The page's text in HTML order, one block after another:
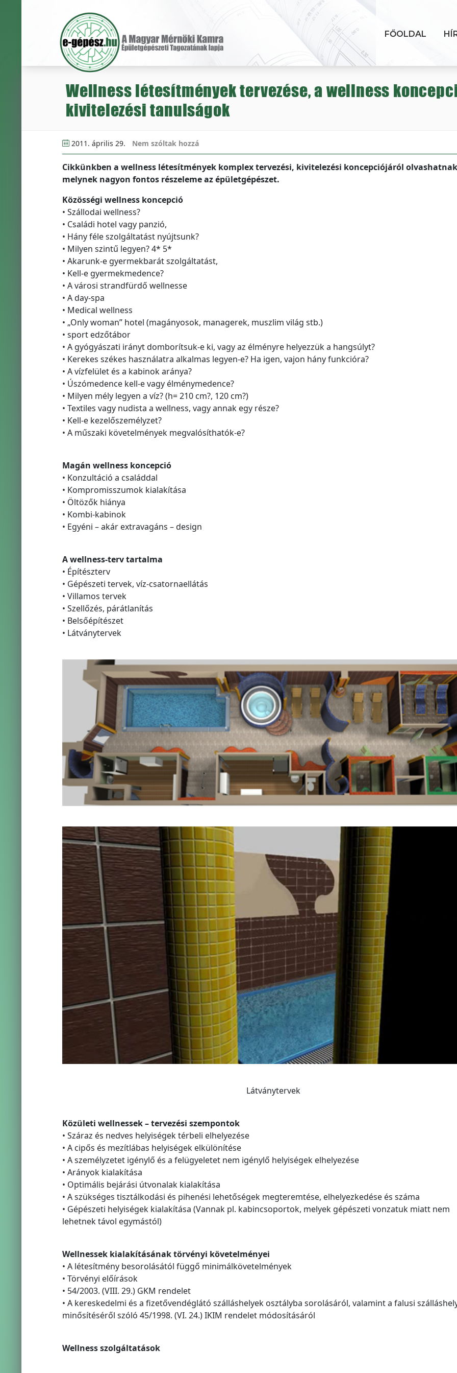
FŐOLDAL
Wellness létesítmények tervezése, a wellness
kivitelezési tanulságok
2011. április 29. Nem szóltak hozzá
Cikkünkben a wellness létesítmények komplex tervezési, kivitelezési koncepciójáról
melynek nagyon fontos részeleme az épületgépészet.
Közösségi wellness koncepció
• Szállodai wellness?
• Családi hotel vagy panzió,
• Hány féle szolgáltatást nyújtsunk?
• Milyen szintű legyen? 4* 5*
• Akarunk-e gyermekbarát szolgáltatást,
• Kell-e gyermekmedence?
• A városi strandfürdő wellnesse
• A day-spa
• Medical wellness
• „Only woman” hotel (magányosok, managerek, muszlim világ stb.)
• sport edzőtábor
• A gyógyászati irányt domborítsuk-e ki, vagy az élményre helyezzük a hangsúlyt?
• Kerekes székes használatra alkalmas legyen-e? Ha igen, vajon hány funkcióra?
• A vízfelület és a kabinok aránya?
• Úszómedence kell-e vagy élménymedence?
• Milyen mély legyen a víz? (h= 210 cm?, 120 cm?)
• Textiles vagy nudista a wellness, vagy annak egy része?
• Kell-e kezelőszemélyzet?
• A műszaki követelmények megvalósíthatók-e?
Magán wellness koncepció
• Konzultáció a családdal
• Kompromisszumok kialakítása
• Öltözők hiánya
• Kombi-kabinok
• Egyéni – akár extravagáns – design
A wellness-terv tartalma
• Építészterv
• Gépészeti tervek, víz-csatornaellátás
• Villamos tervek
• Szellőzés, párátlanítás
• Belsőépítészet
• Látványtervek
Látványtervek
Közületi wellnessek – tervezési szempontok
• Száraz és nedves helyiségek térbeli elhelyezése
• A cipős és mezítlábas helyiségek elkülönítése
• A személyzetet igénylő és a felügyeletet nem igénylő helyiségek elhelyezése
• Arányok kialakítása
• Optimális bejárási útvonalak kialakítása
• A szükséges tisztálkodási és pihenési lehetőségek megteremtése, elhelyezkedése és száma
• Gépészeti helyiségek kialakítása (Vannak pl. kabincsoportok, melyek gépészeti vonzatuk miatt nem
lehetnek távol egymástól)
Wellnessek kialakításának törvényi követelményei
• A létesítmény besorolásától függő minimálkövetelmények
• Törvényi előírások
• 54/2003. (VIII. 29.) GKM rendelet
• A kereskedelmi és a fizetővendéglátó szálláshelyek osztályba sorolásáról, valamint a falusi
minősítéséről szóló 45/1998. (VI. 24.) IKIM rendelet módosításáról
Wellness szolgáltatások